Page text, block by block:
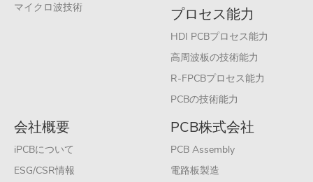
マイクロ波技術
プロセス能力
HDI PCBプロセス能力
高周波板の技術能力
R-FPCBプロセス能力
PCBの技術能力
会社概要
iPCBについて
ESG/CSR情報
PCB株式会社
PCB Assembly
電路板製造